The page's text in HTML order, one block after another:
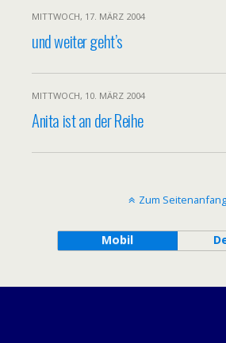
MITTWOCH, 17. MÄRZ 2004
und weiter geht’s
MITTWOCH, 10. MÄRZ 2004
Anita ist an der Reihe
Zum Seitenanfang
Mobil